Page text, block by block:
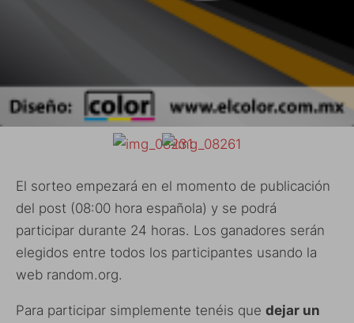
El sorteo empezará en el momento de publicación
del post (08:00 hora española) y se podrá
participar durante 24 horas. Los ganadores serán
elegidos entre todos los participantes usando la
web random.org.
Para participar simplemente tenéis que dejar un